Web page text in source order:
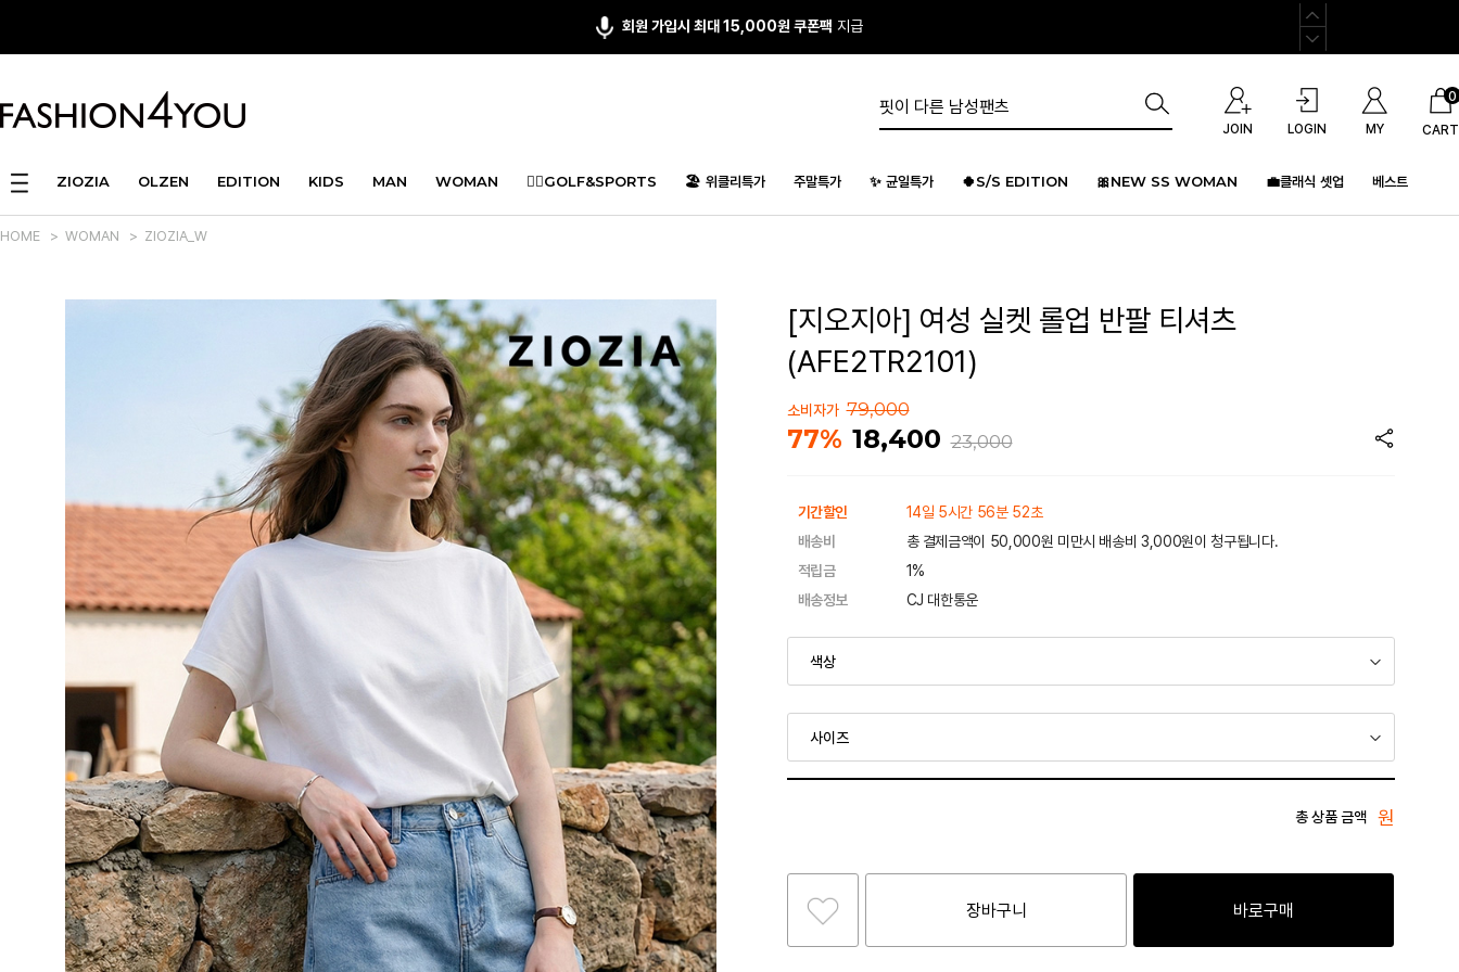
회원 가입시 최대 15,000원 쿠폰팩 지급
JOIN LOGIN MY CART
0
ZIOZIA OLZEN EDITION KIDS MAN WOMAN 🏌️‍♂️GOLF&SPORTS 🏖️ 위클리특가 주말특가 ✨ 균일특가 🍀S/S EDITION 🎀NEW SS WOMAN 💼클래식 셋업 베스트
HOME > WOMAN > ZIOZIA_W
[지오지아] 여성 실켓 롤업 반팔 티셔츠
(AFE2TR2101)
소비자가 79,000
77% 18,400 23,000
기간할인
14일 5시간 56분 52초
배송비
총 결제금액이 50,000원 미만시 배송비 3,000원이 청구됩니다.
적립금
1%
배송정보
CJ 대한통운
총 상품 금액 원
장바구니 바로구매